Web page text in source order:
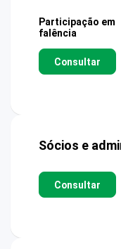
Participação em
falência
Consultar
Sócios e
Consultar